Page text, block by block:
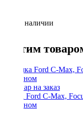
Нет в наличии
С этим
Рамка Ford C-Max,
карманом